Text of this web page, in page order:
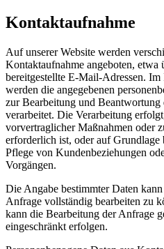
Kontaktaufnahme
Auf unserer Website werden
Kontaktaufnahme angeboten,
bereitgestellte E-Mail-Adressen.
werden die angegebenen
zur Bearbeitung und
verarbeitet. Die Verarbeitung
vorvertraglicher Maßnahmen oder
erforderlich ist, oder auf Grundlage
Pflege von Kundenbeziehungen
Vorgängen.
Die Angabe bestimmter Daten
Anfrage vollständig bearbeiten zu
kann die Bearbeitung der Anfrage
eingeschränkt erfolgen.